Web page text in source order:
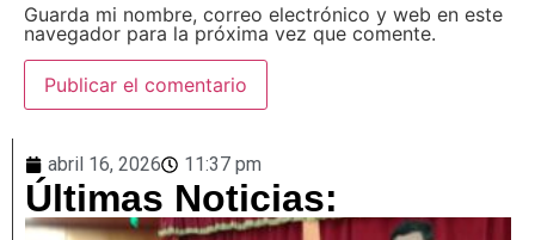
Guarda mi nombre, correo electrónico y web en este
navegador para la próxima vez que comente.
abril 16, 2026 11:37 pm
Últimas Noticias: